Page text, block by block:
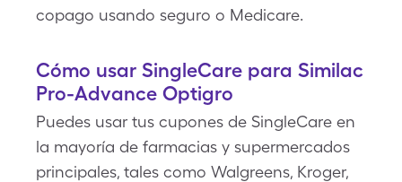
copago usando seguro o Medicare.
Cómo usar SingleCare para Similac
Pro-Advance Optigro
Puedes usar tus cupones de SingleCare en
la mayoría de farmacias y supermercados
principales, tales como Walgreens, Kroger,